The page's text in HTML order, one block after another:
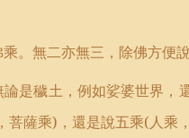
乘。無二亦無三，除佛方
是穢土，例如娑婆世界
菩薩乘) ，還是說五乘(人乘